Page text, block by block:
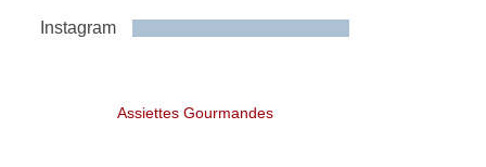
Instagram
Assiettes Gourmandes